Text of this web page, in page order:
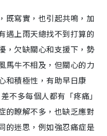
既寫實，也引起共鳴，加
遇上雨天總找不到打算的
，欠缺關心和支援下，勢
馬牛不相及，但關心的力
和積極性，有助早日康
不多每個人都有「疼痛」
的瞭解不多，也缺乏應對
的迷思，例如強忍痛症是